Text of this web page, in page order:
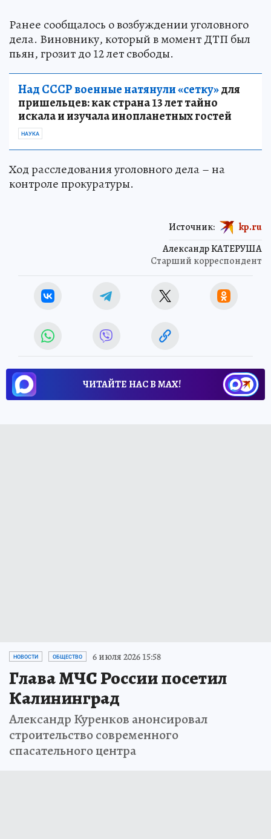
Ранее сообщалось о возбуждении уголовного
дела. Виновнику, который в момент ДТП был
пьян, грозит до 12 лет свободы.
Над СССР военные натянули «сетку»для
пришельцев: как страна 13 лет тайно
искала и изучала инопланетных гостей
НАУКА
Ход расследования уголовного дела – на
контроле прокуратуры.
Александр КАТЕРУША
Старший корреспондент
Источник: kp.ru
ЧИТАЙТЕ НАС В МАХ!
НОВОСТИ ОБЩЕСТВО 6 июля 2026 15:58
Глава МЧС России посетил
Калининград
Александр Куренков анонсировал
строительство современного
спасательного центра